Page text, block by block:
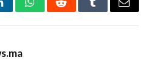
WhatsAppRedditTumblrEmail